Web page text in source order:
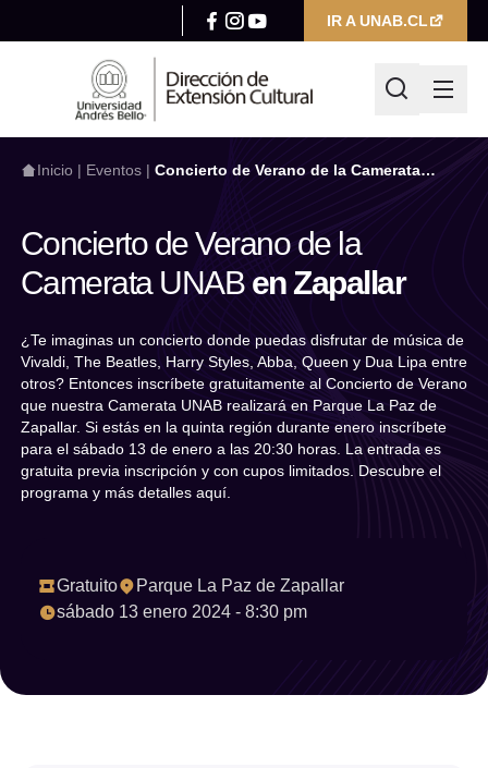
IR A UNAB.CL
¿Qué estás buscando hoy?
Escribir búsqueda
Filtrar por
Categoría
Seleccionar categoría
Año
Limpiar filtro
Inicio | Eventos | Concierto de Verano de la Camerata
Concierto de Verano de la
Camerata UNAB en Zapallar
¿Te imaginas un concierto donde puedas disfrutar de música de
Vivaldi, The Beatles, Harry Styles, Abba, Queen y Dua Lipa entre
otros? Entonces inscríbete gratuitamente al Concierto de Verano
que nuestra Camerata UNAB realizará en Parque La Paz de
Zapallar. Si estás en la quinta región durante enero inscríbete
para el sábado 13 de enero a las 20:30 horas. La entrada es
gratuita previa inscripción y con cupos limitados. Descubre el
programa y más detalles aquí.
Gratuito
Parque La Paz de Zapallar
sábado 13 enero 2024 - 8:30 pm